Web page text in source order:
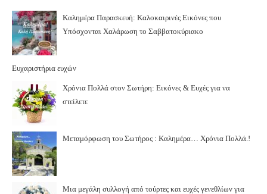
Καλημέρα Παρασκευή: Καλοκαιρινές Εικόνες που
Υπόσχονται Χαλάρωση το Σαββατοκύριακο
Ευχαριστήρια ευχών
Χρόνια Πολλά στον Σωτήρη: Εικόνες & Ευχές για να
στείλετε
Μεταμόρφωση του Σωτήρος : Καλημέρα… Χρόνια Πολλά.!
Μια μεγάλη συλλογή από τούρτες και ευχές γενεθλίων για